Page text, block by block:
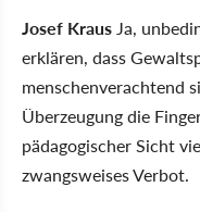
Josef KrausJa,
erklären, dass
menschenverachtend
Überzeugung die
pädagogischer Sicht
zwangsweises Verbot.